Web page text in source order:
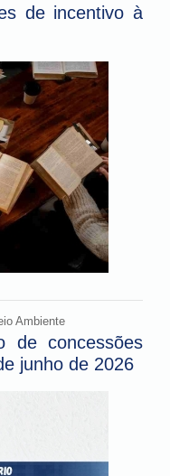
de incentivo à
Ambiente
de concessões
junho de 2026